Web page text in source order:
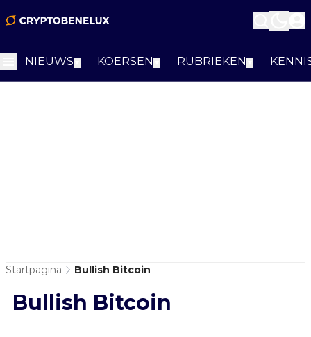
NIEUWS KOERSEN RUBRIEKEN
Startpagina Bullish Bitcoin
Bullish Bitcoin